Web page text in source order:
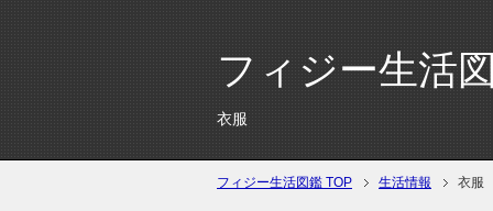
フィジー生活
衣服
フィジー生活図鑑 TOP 生活情報 衣服